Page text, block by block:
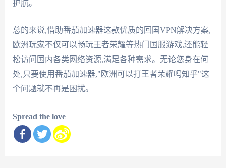
护航。
总的来说,借助番茄加速器这款优质的回国VPN解决方案,
欧洲玩家不仅可以畅玩王者荣耀等热门国服游戏,还能轻
松访问国内各类网络资源,满足各种需求。无论您身在何
处,只要使用番茄加速器,"欧洲可以打王者荣耀吗知乎"这
个问题就不再是困扰。
Spread the love